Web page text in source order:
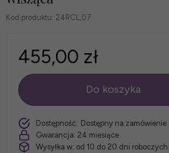
Kod produktu: 24RCL,07
455,00 zł
szt.
Do koszyka
Dostępność: Dostępny na zamówienie
Gwarancja: 24 miesiące
Wysyłka w: od 10 do 20 dni roboczych